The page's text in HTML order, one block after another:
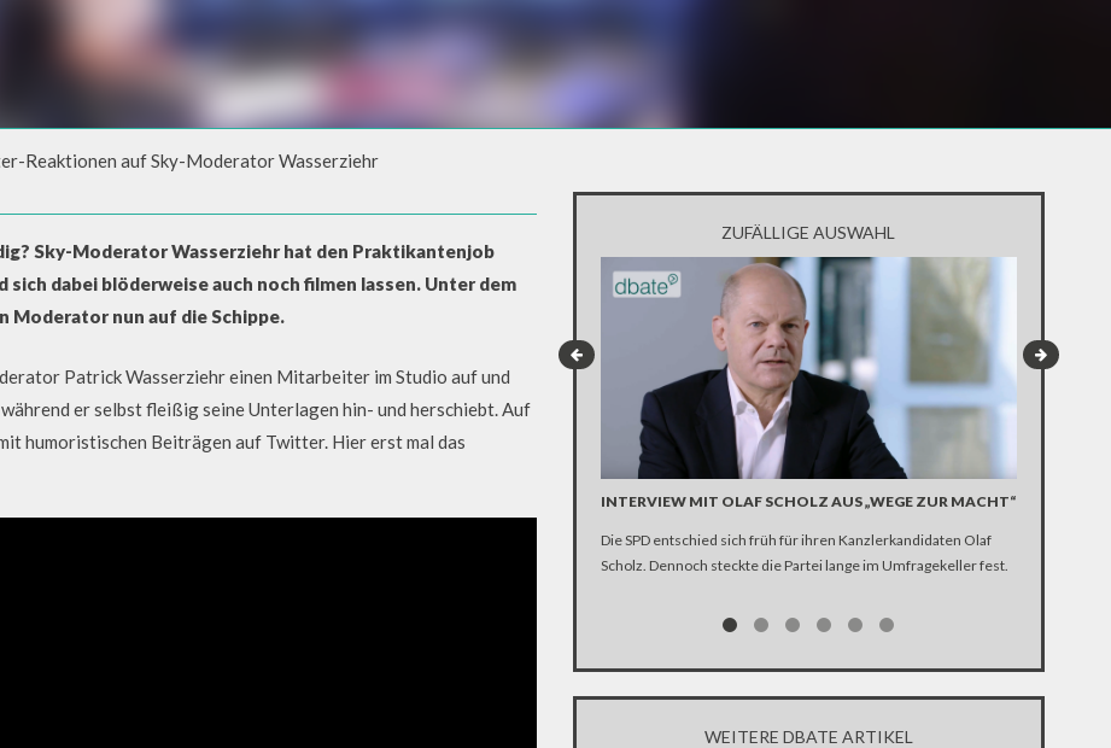
Reaktionen auf Sky-Moderator Wasserziehr
AUF SKY-
Sky-Moderator Wasserziehr hat den Praktikantenjob
sich dabei blöderweise auch noch filmen lassen. Unter dem
Moderator nun auf die Schippe.
Patrick Wasserziehr einen Mitarbeiter im Studio auf und
er selbst fleißig seine Unterlagen hin- und herschiebt. Auf
humoristischen Beiträgen auf Twitter. Hier erst mal das
ZUFÄLLIGE AUSWAHL
INTERVIEW MIT OLAF SCHOLZ AUS „WEGE ZUR MACHT“
Die SPD entschied sich früh für ihren Kanzlerkandidaten Olaf
Scholz. Dennoch steckte die Partei lange im Umfragekeller fest.
23.30).
WEITERE DBATE ARTIKEL